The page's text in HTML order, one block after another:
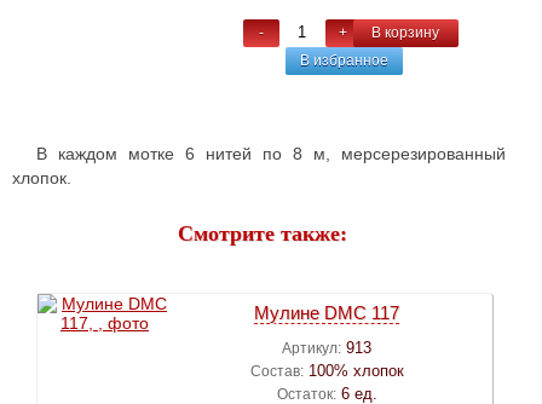
- +
В корзину
В избранное
В каждом мотке 6 нитей по 8 м, мерсерезированный
хлопок.
Смотрите также:
Мулине DMC 117
Артикул: 913
Состав: 100% хлопок
Остаток: 6 ед.